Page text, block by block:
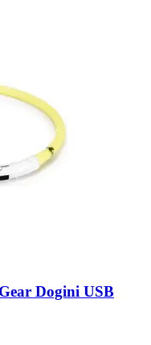
Dogini USB